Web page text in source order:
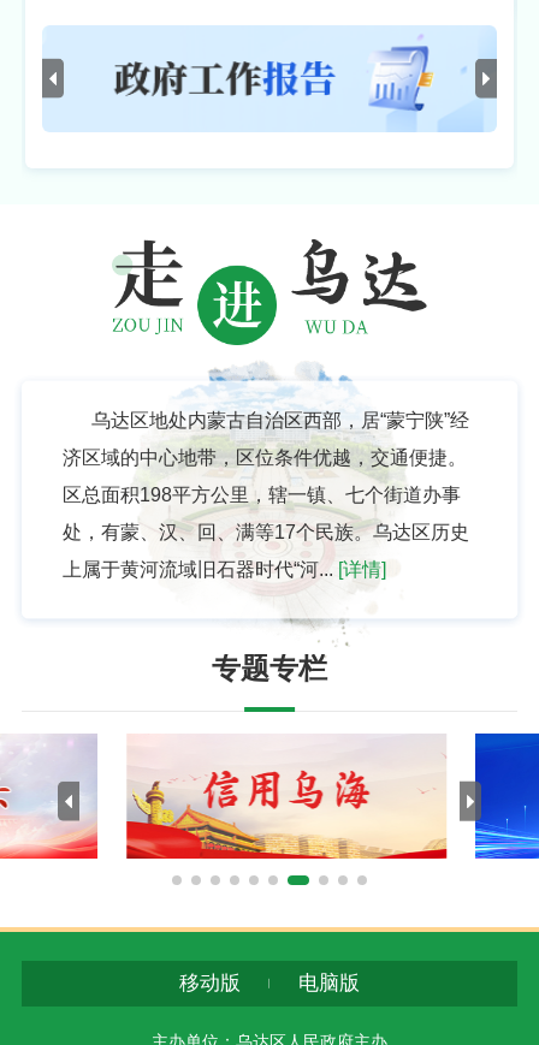
乌达区地处内蒙古自治区西部，居“蒙宁陕”经
济区域的中心地带，区位条件优越，交通便捷。
区总面积198平方公里，辖一镇、七个街道办事
处，有蒙、汉、回、满等17个民族。乌达区历史
上属于黄河流域旧石器时代“河... [详情]
专题专栏
移动版 电脑版